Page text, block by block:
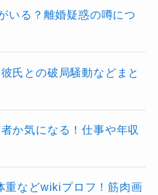
いる？離婚疑惑の噂につ
氏との破局騒動などまと
か気になる！仕事や年収
重などwikiプロフ！筋肉画